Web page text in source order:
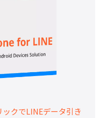
クでLINEデータ引き